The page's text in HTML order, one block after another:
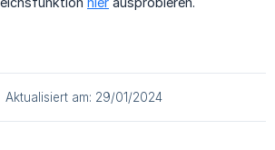
Aktualisiert am: 29/01/2024